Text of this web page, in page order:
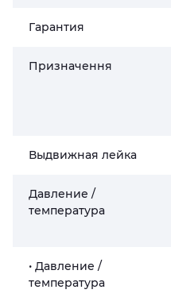
Гарантия
Призначення
Выдвижная лейка
Давление /
температура
• Давление /
температура